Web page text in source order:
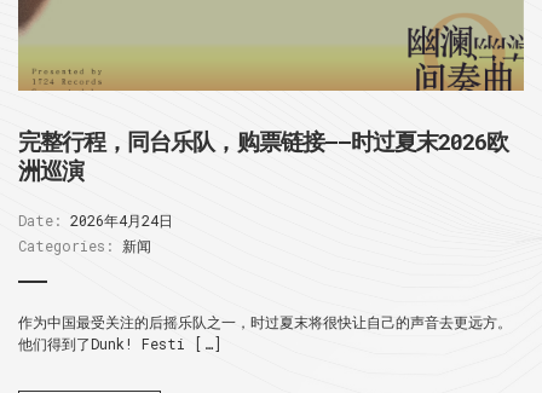
完整行程，同台乐队，购票链接——时过夏末2026欧
洲巡演
Date: 2026年4月24日
Categories: 新闻
作为中国最受关注的后摇乐队之一，时过夏末将很快让自己的声音去更远方。
他们得到了Dunk! Festi […]